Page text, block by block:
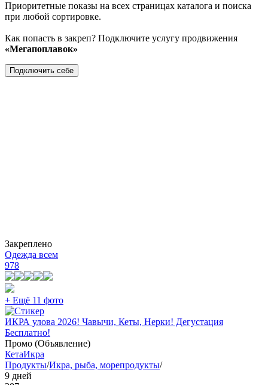
Приоритетные показы на всех страницах каталога и поиска
при любой сортировке.
Как попасть в закреп? Подключите услугу продвижения
«Мегапоплавок»
Подключить себе
Закреплено
Одежда всем
978
+ Ещё 11 фото
ИКРА улова 2026! Чавычи, Кеты, Нерки! Дегустация
Бесплатно!
Промо (Объявление)
КетаИкра
Продукты/Икра, рыба, морепродукты/
9 дней